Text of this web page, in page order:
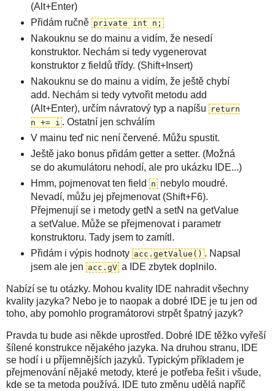
(Alt+Enter)
Přidám ručně private int n;
Nakouknu se do mainu a vidím, že nesedí
konstruktor. Nechám si tedy vygenerovat
konstruktor z fieldů třídy. (Shift+Insert)
Nakouknu se do mainu a vidím, že ještě chybí
add. Nechám si tedy vytvořit metodu add
(Alt+Enter), určím návratový typ a napíšu
return
n += i . Ostatní jen schválím
V mainu teď nic není červené. Můžu spustit.
Ještě jako bonus přidám getter a setter. (Možná
se do akumulátoru nehodí, ale pro ukázku IDE...)
Hmm, pojmenovat ten field
n nebylo moudré.
Nevadí, můžu jej přejmenovat (Shift+F6).
Přejmenují se i metody getN a setN na getValue
a setValue. Může se přejmenovat i parametr
konstruktoru. Tady jsem to zamítl.
Přidám i výpis hodnoty acc.getValue() . Napsal
jsem ale jen acc.gV a IDE zbytek doplnilo.
Nabízí se tu otázky. Mohou kvality IDE nahradit všechny
kvality jazyka? Nebo je to naopak a dobré IDE je tu jen od
toho, aby pomohlo programátorovi strpět špatný jazyk?
Pravda tu bude asi někde uprostřed. Dobré IDE těžko vyřeší
šílené konstrukce nějakého jazyka. Na druhou stranu, IDE
se hodí i u příjemnějších jazyků. Typickým příkladem je
přejmenování nějaké metody, které je potřeba řešit i všude,
kde se ta metoda používá. IDE tuto změnu udělá napříč